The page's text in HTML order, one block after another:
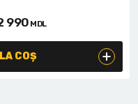
990 MDL
LA COȘ